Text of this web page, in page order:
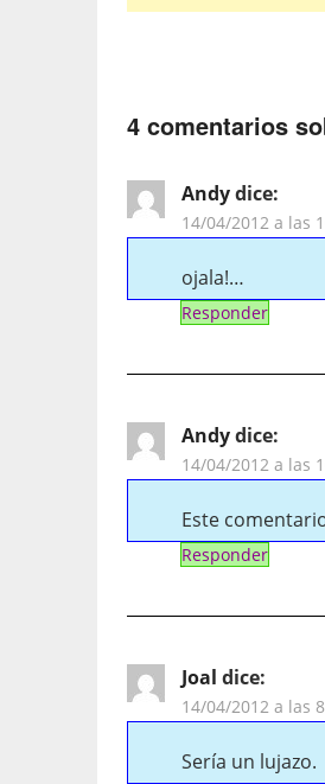
4 comentarios
Andydice:
14/04/2012 a las
ojala!…
Responder
Andydice:
14/04/2012 a las
Este
Responder
Joal dice:
14/04/2012 a las
Sería un lujazo.